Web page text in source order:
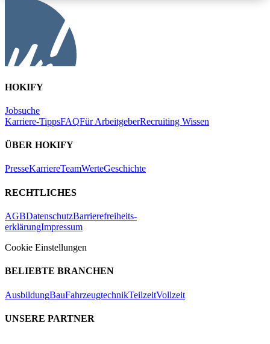
HOKIFY
Jobsuche
Karriere-TippsFAQFür ArbeitgeberRecruiting Wissen
ÜBER HOKIFY
PresseKarriereTeamWerteGeschichte
RECHTLICHES
AGBDatenschutzBarrierefreiheits-
erklärungImpressum
Cookie Einstellungen
BELIEBTE BRANCHEN
AusbildungBauFahrzeugtechnikTeilzeitVollzeit
UNSERE PARTNER